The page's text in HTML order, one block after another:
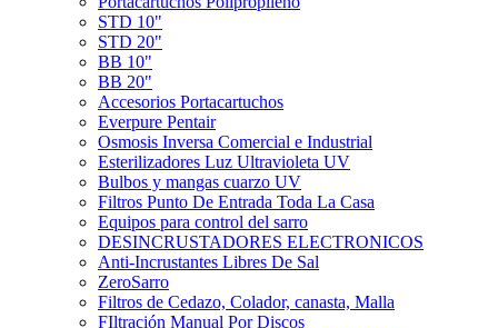
STD 10"
STD 20"
BB 10"
BB 20"
Accesorios Portacartuchos
Everpure Pentair
Osmosis Inversa Comercial e Industrial
Esterilizadores Luz Ultravioleta UV
Bulbos y mangas cuarzo UV
Filtros Punto De Entrada Toda La Casa
Equipos para control del sarro
DESINCRUSTADORES ELECTRONICOS
Anti-Incrustantes Libres De Sal
ZeroSarro
Filtros de Cedazo, Colador, canasta, Malla
FIltración Manual Por Discos